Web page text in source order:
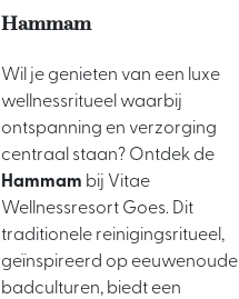
Hammam
Wil je genieten van een luxe
wellnessritueel waarbij
ontspanning en verzorging
centraal staan? Ontdek de
Hammam bij Vitae
Wellnessresort Goes. Dit
traditionele reinigingsritueel,
geïnspireerd op eeuwenoude
badculturen, biedt een